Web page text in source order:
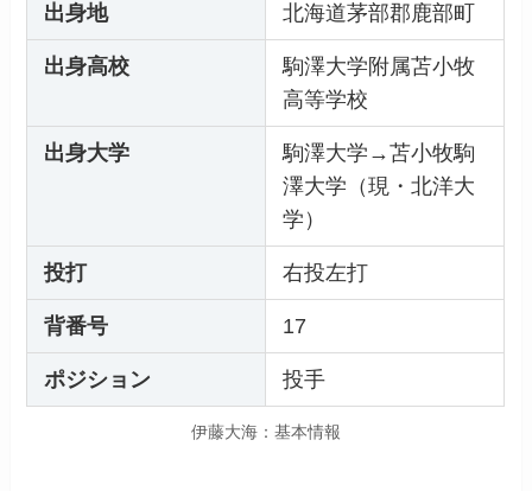
出身地 北海道茅部郡鹿部町
出身高校
駒澤大学附属苫小牧
高等学校
出身大学
駒澤大学→苫小牧駒
澤大学（現・北洋大
学）
投打 右投左打
背番号 17
ポジション 投手
伊藤大海：基本情報